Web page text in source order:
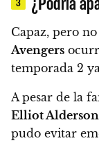
Capaz, pero
Avengers
temporada 2
A pesar de la
Elliot Alderson
pudo evitar